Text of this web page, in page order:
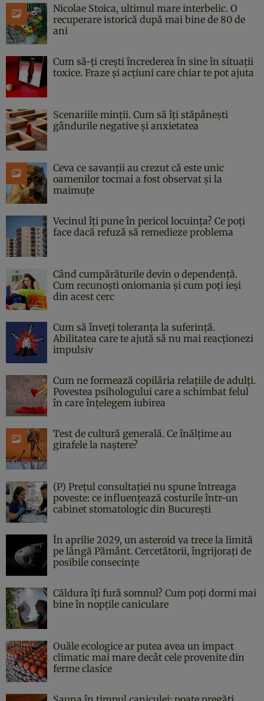
Nicolae Stoica, ultimul mare interbelic. O
recuperare istorică după mai bine de 80 de
ani
Cum să-ți crești încrederea în sine în situații
toxice. Fraze și acțiuni care chiar te pot ajuta
Scenariile minții. Cum să îți stăpânești
gândurile negative și anxietatea
Ceva ce savanții au crezut că este unic
oamenilor tocmai a fost observat și la
maimuțe
Vecinul îți pune în pericol locuința? Ce poți
face dacă refuză să remedieze problema
Când cumpărăturile devin o dependență.
Cum recunoști oniomania și cum poți ieși
din acest cerc
Cum să înveți toleranța la suferință.
Abilitatea care te ajută să nu mai reacționezi
impulsiv
Cum ne formează copilăria relațiile de adulți.
Povestea psihologului care a schimbat felul
în care înțelegem iubirea
Test de cultură generală. Ce înălțime au
girafele la naștere?
(P) Prețul consultației nu spune întreaga
poveste: ce influențează costurile într-un
cabinet stomatologic din București
În aprilie 2029, un asteroid va trece la limită
pe lângă Pământ. Cercetătorii, îngrijorați de
posibile consecințe
Căldura îți fură somnul? Cum poți dormi mai
bine în nopțile caniculare
Ouăle ecologice ar putea avea un impact
climatic mai mare decât cele provenite din
ferme clasice